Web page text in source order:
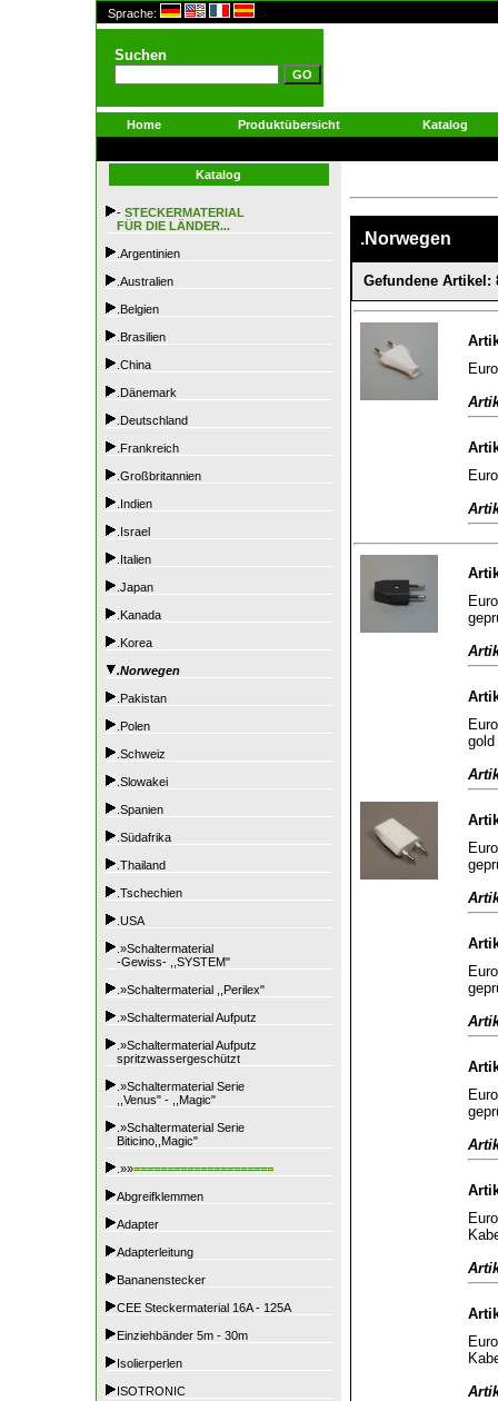
Sprache:
Suchen
Home Produktübersicht Katalog
Katalog
- STECKERMATERIAL
FÜR DIE LÄNDER...
.Argentinien
.Australien
.Belgien
.Brasilien
.China
.Dänemark
.Deutschland
.Frankreich
.Großbritannien
.Indien
.Israel
.Italien
.Japan
.Kanada
.Korea
.Norwegen
.Pakistan
.Polen
.Schweiz
.Slowakei
.Spanien
.Südafrika
.Thailand
.Tschechien
.USA
.»Schaltermaterial
-Gewiss- ,,SYSTEM"
.»Schaltermaterial ,,Perilex"
.»Schaltermaterial Aufputz
.»Schaltermaterial Aufputz
spritzwassergeschützt
.»Schaltermaterial Serie
,,Venus" - ,,Magic"
.»Schaltermaterial Serie
Biticino,,Magic"
.»»=====================
Abgreifklemmen
Adapter
Adapterleitung
Bananenstecker
CEE Steckermaterial 16A - 125A
Einziehbänder 5m - 30m
Isolierperlen
ISOTRONIC
.Norwegen
Gefundene Artikel:
gold